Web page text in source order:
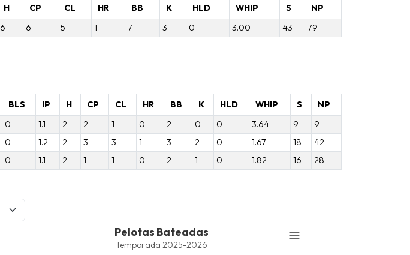
H CP CL HR BB K HLD WHIP S
NP
6 6 5 1 7 3 0 3.00 43 79
BLS IP H CP CL HR BB K HLD WHIP S
NP
0 1.1 2 2 1 0 2 0 0 3.64 9
9
0 1.2 2 3 3 1 3 2 0 1.67 18
42
0 1.1 2 1 1 0 2 1 0 1.82 16 28
Combination chart with 8 data series.
Pelotas Bateadas
Temporada 2025-2026